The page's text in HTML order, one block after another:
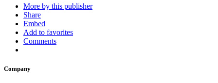
More by this publisher
Share
Embed
Add to favorites
Comments
Company